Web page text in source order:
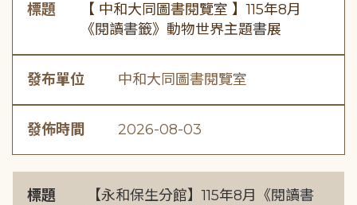
標題
【 中和大同圖書閱覽室 】115年8月
《閱讀書籤》動物世界主題書展
發布單位 中和大同圖書閱覽室
發佈時間 2026-08-03
標題
【永和保生分館】115年8月《閱讀書